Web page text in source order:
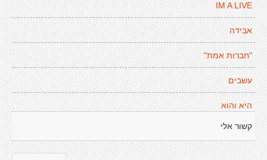
IM A LIVE
אבידה
"חברות אמת"
עשבים
היא והוא
קשור אלי